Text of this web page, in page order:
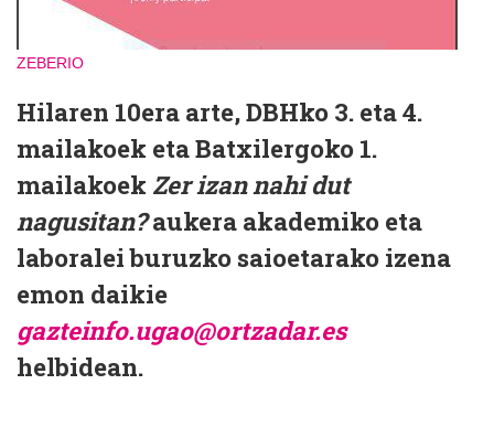
ZEBERIO
Hilaren 10era arte, DBHko 3. eta 4.
mailakoek eta Batxilergoko 1.
mailakoek Zer izan nahi dut
nagusitan?aukera akademiko eta
laboralei buruzko saioetarako izena
emon daikie
gazteinfo.ugao@ortzadar.es
helbidean.